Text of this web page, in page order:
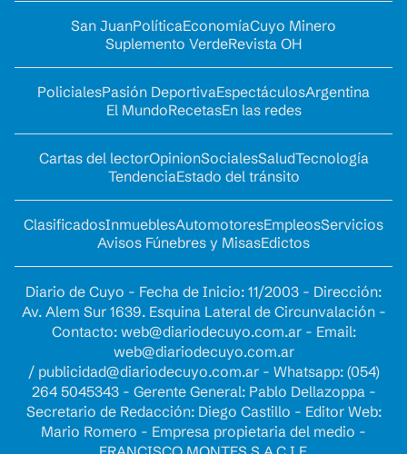
San JuanPolíticaEconomíaCuyo Minero
Suplemento VerdeRevista OH
PolicialesPasión DeportivaEspectáculosArgentina
El MundoRecetasEn las redes
Cartas del lectorOpinionSocialesSaludTecnología
TendenciaEstado del tránsito
ClasificadosInmueblesAutomotoresEmpleosServicios
Avisos Fúnebres y MisasEdictos
Diario de Cuyo - Fecha de Inicio: 11/2003 - Dirección:
Av. Alem Sur 1639. Esquina Lateral de Circunvalación -
Contacto: web@diariodecuyo.com.ar- Email:
web@diariodecuyo.com.ar
/ publicidad@diariodecuyo.com.ar- Whatsapp: (054)
264 5045343 - Gerente General: Pablo Dellazoppa -
Secretario de Redacción: Diego Castillo - Editor Web:
Mario Romero - Empresa propietaria del medio -